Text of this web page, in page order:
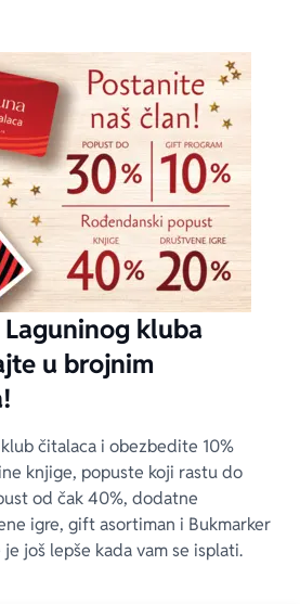
kluba
u brojnim
čitalaca i obezbedite 10%
knjige, popuste koji rastu do
od čak 40%, dodatne
igre, gift asortiman i Bukmarker
još lepše kada vam se isplati.